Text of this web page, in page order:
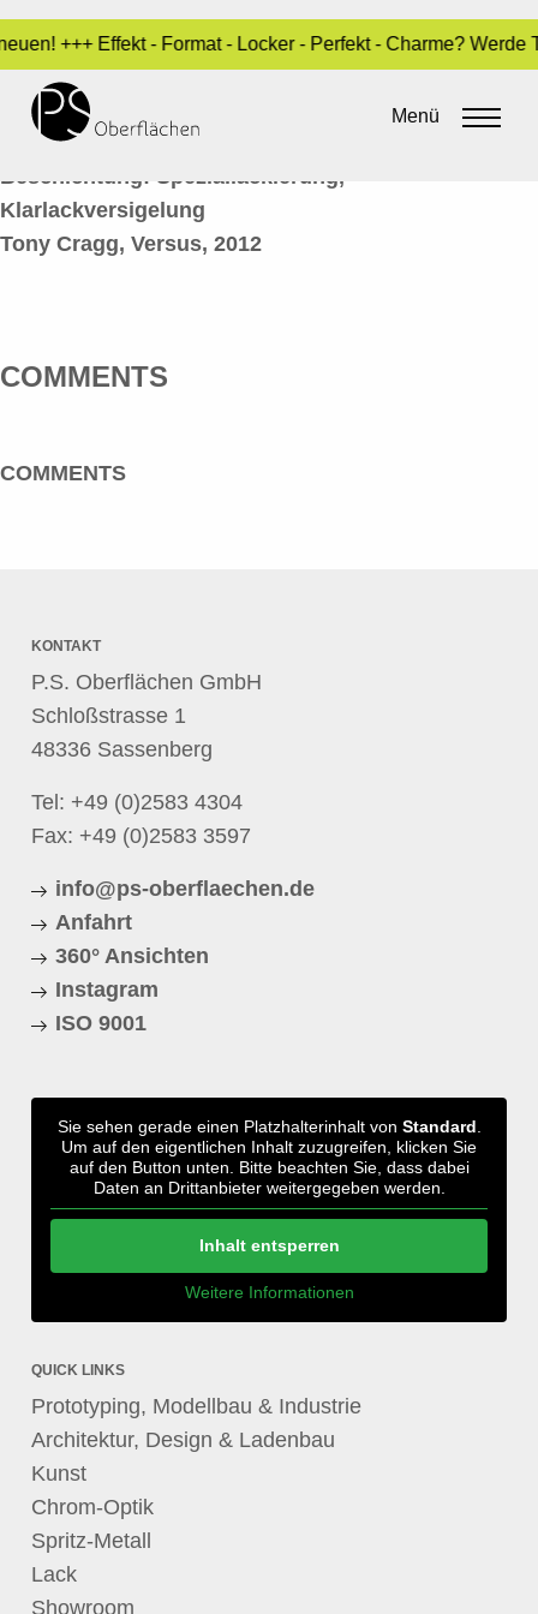
+++ Effekt - Format - Locker - Perfekt - Charme?
Menü
VERSUS
Sara Dari•5. März 2020
Beschichtung: Speziallackierung,
Klarlackversigelung
Tony Cragg, Versus, 2012
COMMENTS
COMMENTS
KONTAKT
P.S. Oberflächen GmbH
Schloßstrasse 1
48336 Sassenberg
Tel: +49 (0)2583 4304
Fax: +49 (0)2583 3597
info@ps-oberflaechen.de
Anfahrt
360° Ansichten
Instagram
ISO 9001
Sie sehen gerade einen Platzhalterinhalt von Standard
Um auf den eigentlichen Inhalt zuzugreifen, klicken Sie
auf den Button unten. Bitte beachten Sie, dass dabei
Daten an Drittanbieter weitergegeben werden.
Inhalt entsperren
Weitere Informationen
QUICK LINKS
Prototyping, Modellbau & Industrie
Architektur, Design & Ladenbau
Kunst
Chrom-Optik
Spritz-Metall
Lack
Showroom